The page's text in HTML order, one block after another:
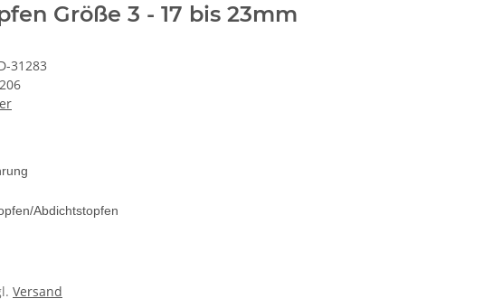
Größe 3 - 17 bis 23mm
31283
Abdichtstopfen
Versand